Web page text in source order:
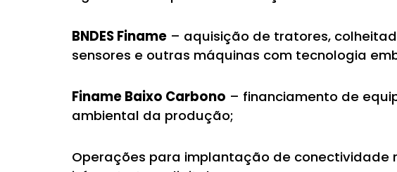
BNDES Finame – aquisição de tratores,
sensores e outras máquinas com tecnologia
Finame Baixo Carbono – financiamento de
ambiental da produção;
Operações para implantação de conectividade